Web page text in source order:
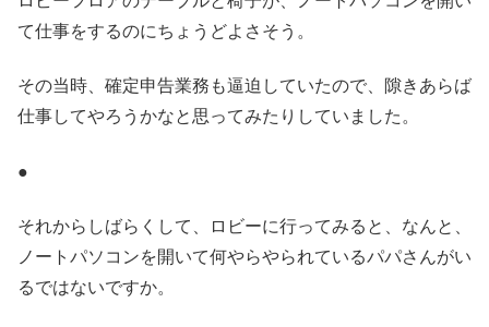
て仕事をするのにちょうどよさそう。
その当時、確定申告業務も逼迫していたので、隙きあらば
仕事してやろうかなと思ってみたりしていました。
●
それからしばらくして、ロビーに行ってみると、なんと、
ノートパソコンを開いて何やらやられているパパさんがい
るではないですか。